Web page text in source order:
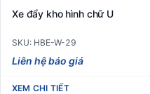
Xe đẩy kho hình chữ U
SKU: HBE-W-29
Liên hệ báo giá
XEM CHI TIẾT